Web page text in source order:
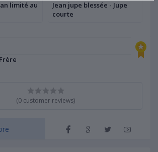
(0 customer reviews)
limité au
Jean jupe blessée - Jupe
courte